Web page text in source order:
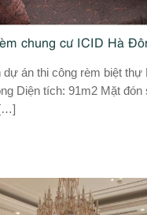
chung cư ICID Hà
dự án thi công rèm biệt
Diện tích: 91m2 Mặt